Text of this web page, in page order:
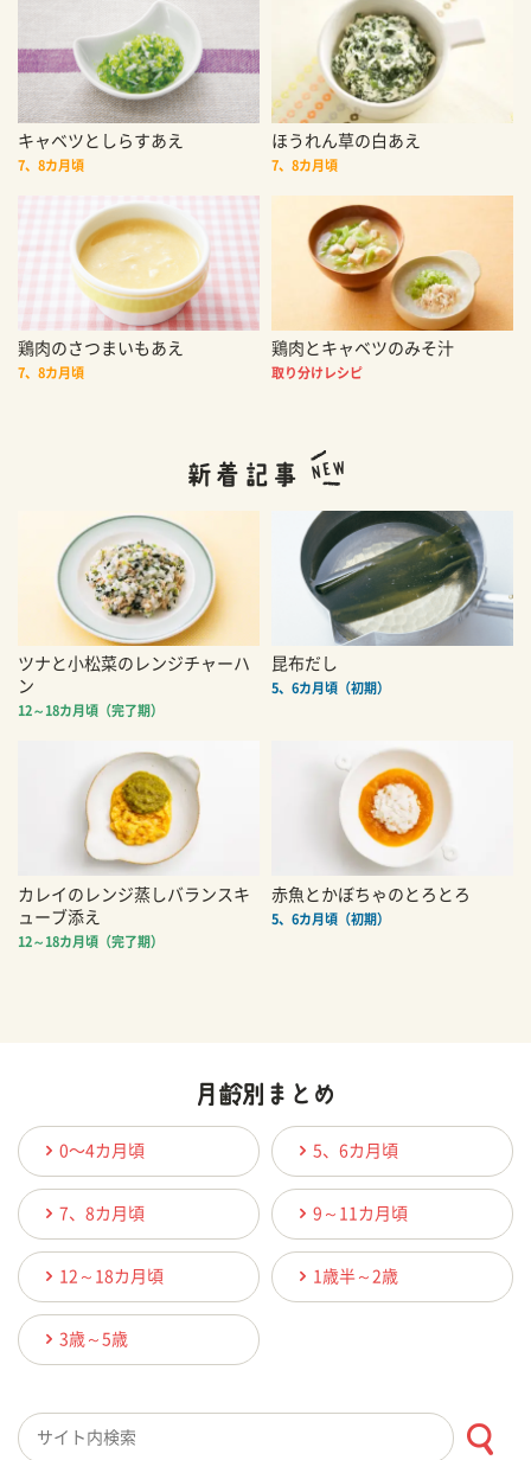
キャベツとしらすあえ
7、8カ月頃
ほうれん草の白あえ
7、8カ月頃
鶏肉のさつまいもあえ
7、8カ月頃
鶏肉とキャベツのみそ汁
取り分けレシピ
ツナと小松菜のレンジチャーハ
ン
12～18カ月頃（完了期）
昆布だし
5、6カ月頃（初期）
カレイのレンジ蒸しバランスキ
ューブ添え
12～18カ月頃（完了期）
赤魚とかぼちゃのとろとろ
5、6カ月頃（初期）
0〜4カ月頃 5、6カ月頃
7、8カ月頃 9～11カ月頃
12～18カ月頃 1歳半～2歳
3歳～5歳
検索キーワード入力